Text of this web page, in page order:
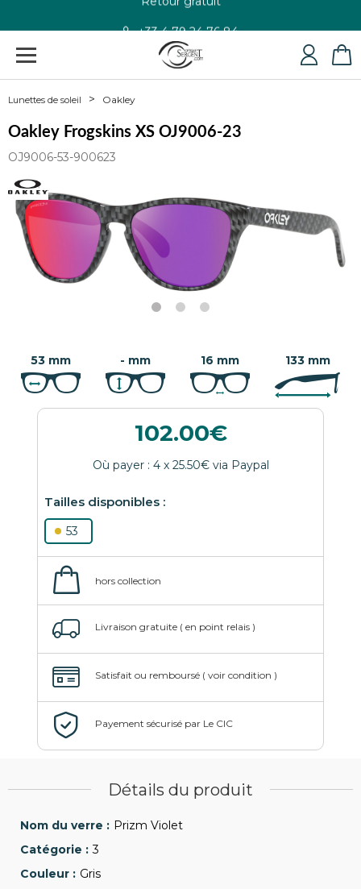
Lunettes de soleil Oakley
Oakley Frogskins XS OJ9006-23
OJ9006-53-900623
53 mm - mm 16 mm 133 mm
102.00
53
Détails du produit
Prizm Violet
3
Gris